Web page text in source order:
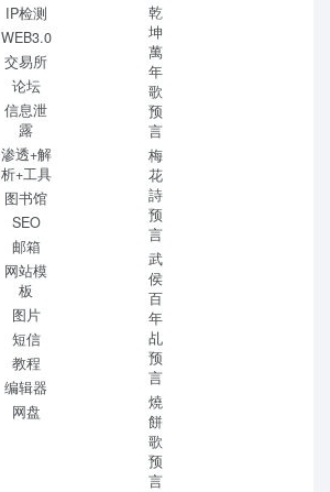
IP检测
WEB3.0
交易所
论坛
信息泄
露
渗透+解
析+工具
图书馆
SEO
邮箱
网站模
板
图片
短信
教程
编辑器
网盘
乾
坤
萬
年
歌
预
言
梅
花
詩
预
言
武
侯
百
年
乩
预
言
燒
餅
歌
预
言